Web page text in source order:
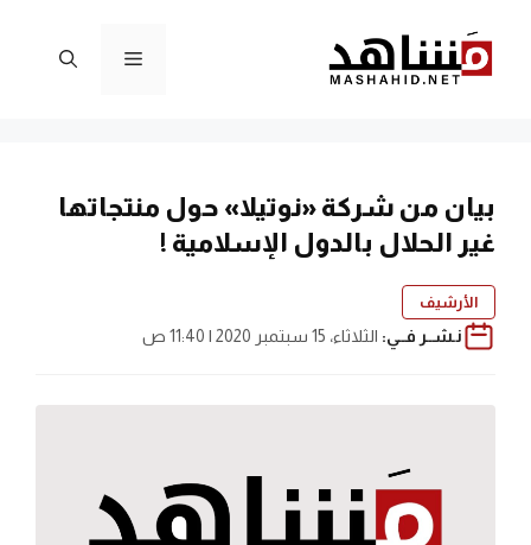
المحتوى
القائمة
بيان من شركة «نوتيلا» حول منتجاتها
غير الحلال بالدول الإسلامية !
الأرشيف
نـشــر فــي: الثلاثاء، 15 سبتمبر 2020 | 11:40 ص